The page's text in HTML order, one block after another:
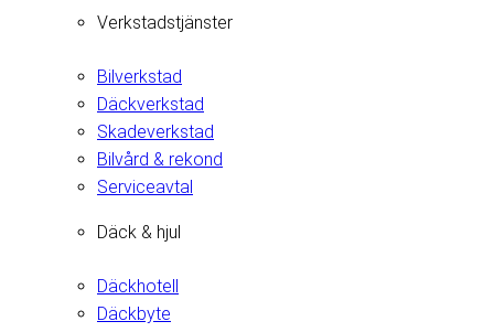
Verkstadstjänster
Bilverkstad
Däckverkstad
Skadeverkstad
Bilvård & rekond
Serviceavtal
Däck & hjul
Däckhotell
Däckbyte